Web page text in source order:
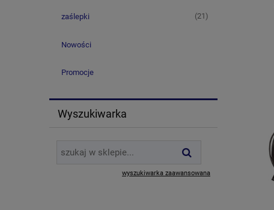
zaślepki (21)
Nowości
Promocje
Wyszukiwarka
wyszukiwarka zaawansowana